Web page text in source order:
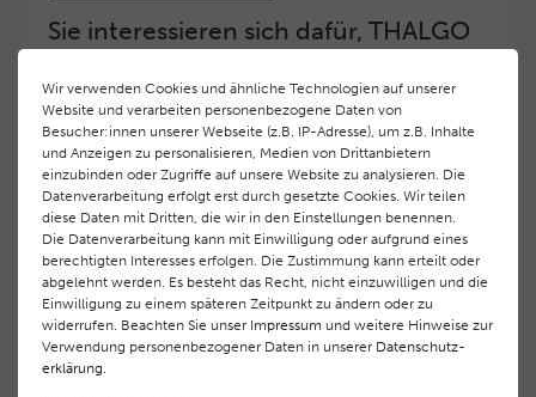
Sie interessieren sich dafür, THALGO
COSMETIC Partner und Depositär zu
werden?
Hohe Servicequalität und ein exzellentes Markenimage
haben bei
THALGO COSMETIC oberste Priorität.
Anspruchsvollen Endverbrauchern möchten wir ein
hohes Qualitätsniveau und gleichzeitig eine
überdurchschnittliche Behandlungs- und Serviceleistung
gewährleisten. Deshalb haben wir ein selektives
Vertriebssystem eingeführt. THALGO COSMETICPartner
werden auf diese Weise wirtschaftlich unterstützt,
während Endverbrauchern eine stets gleichbleibend hohe
Dienstleistungsqualität und ein innovatives Produkt- und
Behandlungsprogramm geboten wird.
Wir verwenden Cookies und ähnliche Technologien auf unserer
Website und verarbeiten personenbezogene Daten von
Besucher:innen unserer Webseite (z.B. IP-Adresse), um z.B. Inhalte
und Anzeigen zu personalisieren, Medien von Drittanbietern
einzubinden oder Zugriffe auf unsere Website zu analysieren. Die
Datenverarbeitung erfolgt erst durch gesetzte Cookies. Wir teilen
diese Daten mit Dritten, die wir in den Einstellungen benennen.
Die Datenverarbeitung kann mit Einwilligung oder aufgrund eines
berechtigten Interesses erfolgen. Die Zustimmung kann erteilt oder
abgelehnt werden. Es besteht das Recht, nicht einzuwilligen und die
Einwilligung zu einem späteren Zeitpunkt zu ändern oder zu
widerrufen. Beachten Sie unser Impressum und weitere Hinweise zur
Verwendung personenbezogener Daten in unserer Daten­schutz­
erklärung